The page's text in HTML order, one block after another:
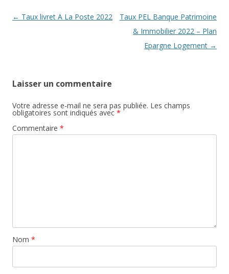
Navigation
← Taux livret A La Poste 2022
Taux PEL Banque Patrimoine
& Immobilier 2022 – Plan
Epargne Logement →
Laisser un commentaire
Votre adresse e-mail ne sera pas publiée. Les champs
obligatoires sont indiqués avec *
Commentaire *
Nom *